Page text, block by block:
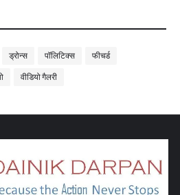
ड्रोन्स पॉलिटिक्स फीचर्ड
वीडियो गैलरी